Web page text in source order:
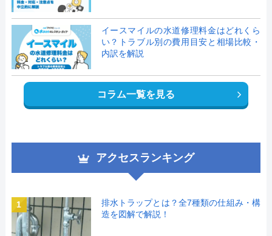
イースマイルの水道修理料金はどれくら
い？トラブル別の費用目安と相場比較・
内訳を解説
コラム一覧を見る
アクセスランキング
1
排水トラップとは？全7種類の仕組み・構
造を図解で解説！